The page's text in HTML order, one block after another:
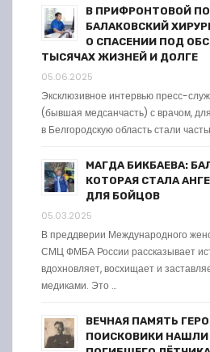
В ПРИФРОНТОВОЙ
БАЛАКОВСКИЙ
О СПАСЕНИИ ПОД
ТЫСЯЧАХ ЖИЗНЕЙ И ДОЛГЕ
05.06.2025
Эксклюзивное интервью пресс-
(бывшая медсанчасть) с врачом,
в Белгородскую область стали
МАГДА БИКБАЕВА:
КОТОРАЯ СТАЛА
ДЛЯ БОЙЦОВ
05.03.2025
В преддверии Международного
СМЦ ФМБА России рассказывает
вдохновляет, восхищает и
медиками. Это …
ВЕЧНАЯ ПАМЯТЬ
ПОИСКОВИКИ